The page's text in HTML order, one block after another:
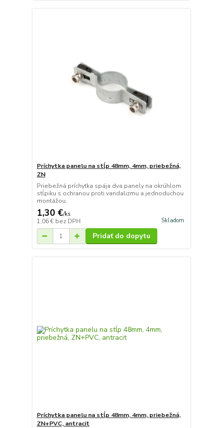
Príchytka panelu na stĺp 48mm, 4mm, priebežná,
ZN
Priebežná príchytka spája dva panely na okrúhlom
stĺpiku s ochranou proti vandalizmu a jednoduchou
montážou.
1,30 €/ks
1,06 € bez DPH Skladom
Pridať do dopytu
Príchytka panelu na stĺp 48mm, 4mm, priebežná,
ZN+PVC, antracit